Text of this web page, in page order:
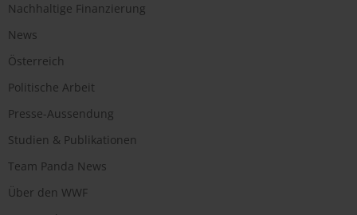
Nachhaltige Finanzierung
News
Österreich
Politische Arbeit
Presse-Aussendung
Studien & Publikationen
Team Panda News
Über den WWF